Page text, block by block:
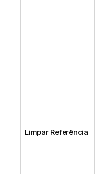
Limpar Referência